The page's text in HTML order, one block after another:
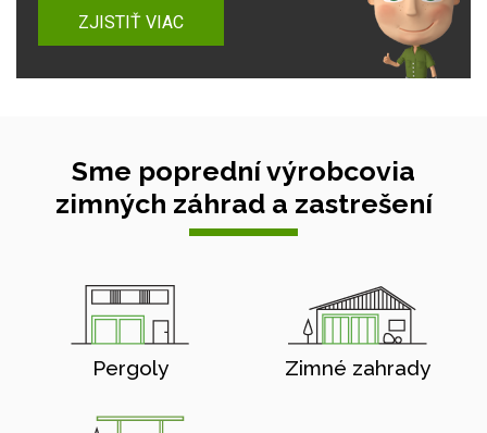
ZJISTIŤ VIAC
Sme poprední výrobcovia
zimných záhrad a zastrešení
Pergoly Zimné zahrady